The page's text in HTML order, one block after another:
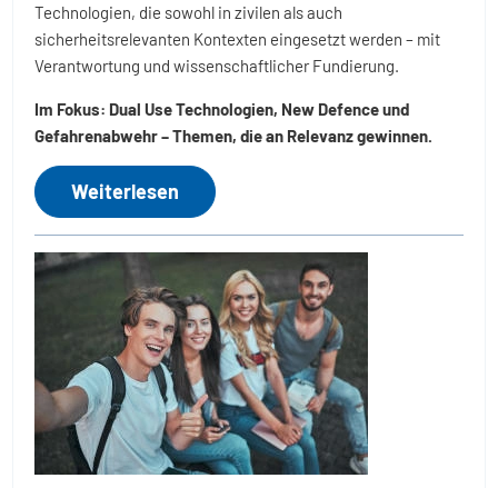
Technologien, die sowohl in zivilen als auch
sicherheitsrelevanten Kontexten eingesetzt werden – mit
Verantwortung und wissenschaftlicher Fundierung.
Im Fokus: Dual Use Technologien, New Defence und
Gefahrenabwehr – Themen, die an Relevanz gewinnen.
Weiterlesen